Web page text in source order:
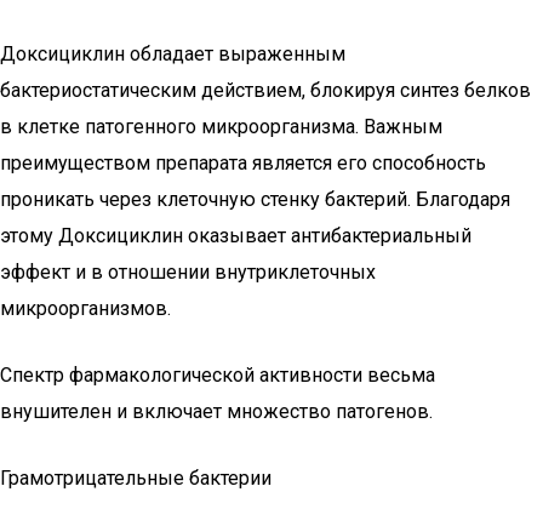
Доксициклин обладает выраженным
бактериостатическим действием, блокируя синтез белков
в клетке патогенного микроорганизма. Важным
преимуществом препарата является его способность
проникать через клеточную стенку бактерий. Благодаря
этому Доксициклин оказывает антибактериальный
эффект и в отношении внутриклеточных
микроорганизмов.
Спектр фармакологической активности весьма
внушителен и включает множество патогенов.
Грамотрицательные бактерии